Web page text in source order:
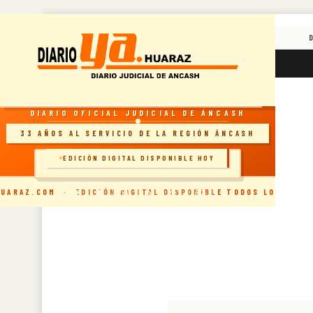
· EDICIÓN DIGITAL DISPONIBLE TODOS LOS DÍAS
RESOLUCIÓN INDECOPI · DIARIO OFICIAL
DIARIO OFICIAL JUDICIAL DE ÁNCASH
33 AÑOS AL SERVICIO DE LA REGIÓN ÁNCASH
🗞️ INGRESAR AL SITIO
EDICIÓN DIGITAL DISPONIBLE HOY
content
sábado, agosto 8, 2026